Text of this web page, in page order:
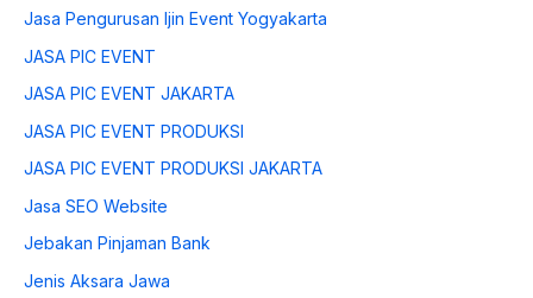
Jasa Pengurusan Ijin Event Yogyakarta
JASA PIC EVENT
JASA PIC EVENT JAKARTA
JASA PIC EVENT PRODUKSI
JASA PIC EVENT PRODUKSI JAKARTA
Jasa SEO Website
Jebakan Pinjaman Bank
Jenis Aksara Jawa